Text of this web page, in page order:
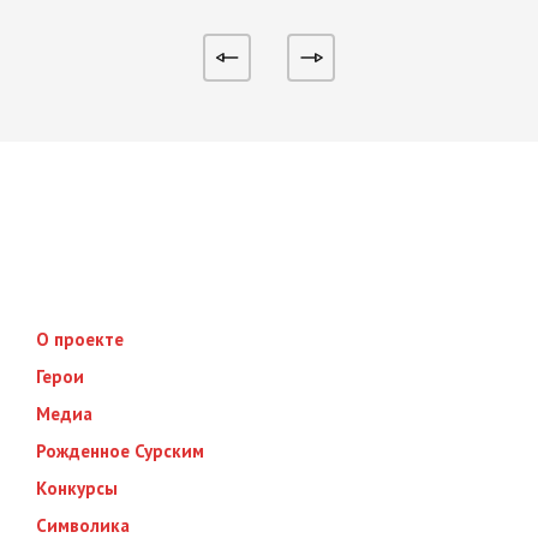
О проекте
Герои
Медиа
Рожденное Сурским
Конкурсы
Символика